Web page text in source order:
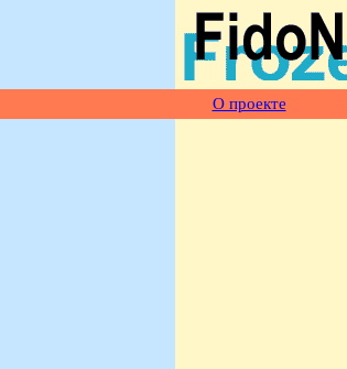
О проекте